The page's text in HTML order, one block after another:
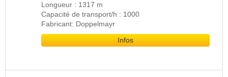
Longueur : 1317 m
Capacité de transport/h : 1000
Fabricant: Doppelmayr
Infos